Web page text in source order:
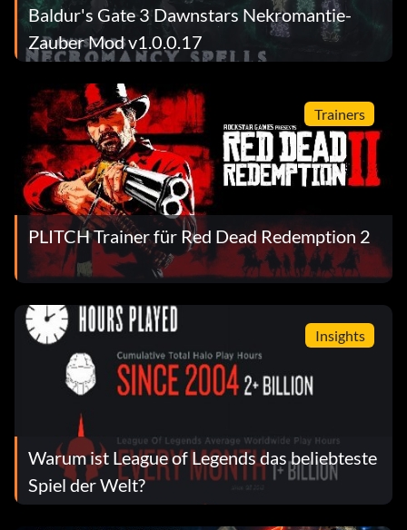
Baldur's Gate 3 Dawnstars Nekromantie-
Zauber Mod v1.0.0.17
Trainers
PLITCH Trainer für Red Dead Redemption 2
Insights
Warum ist League of Legends das beliebteste
Spiel der Welt?